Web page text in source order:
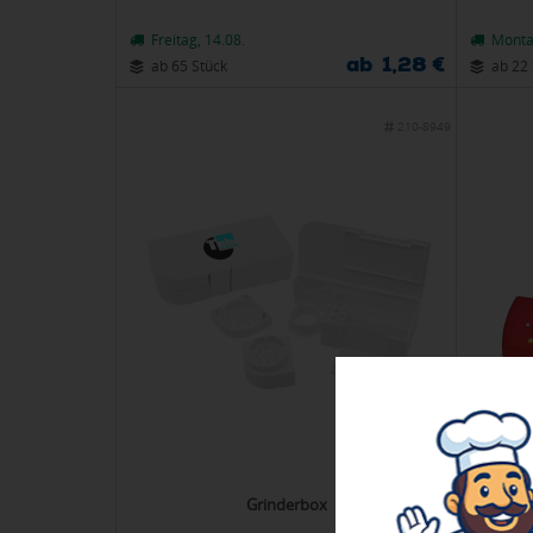
Freitag, 14.08.
ab 65 Stück
ab 1,28 €
ab 22
Grinderbox